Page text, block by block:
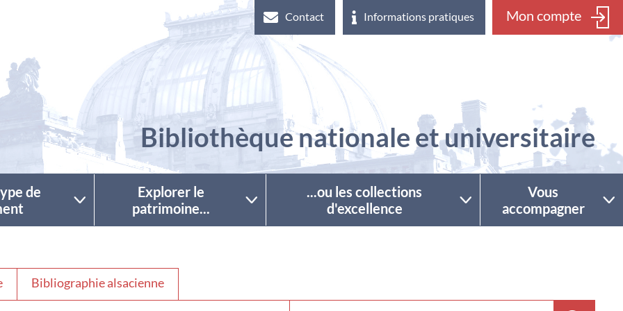
Contact Informations pratiques Mon compte
Bibliothèque nationale et universitaire
de
Explorer le
patrimoine...
...ou les collections
d'excellence
Vous
accompagner
Bibliographie alsacienne